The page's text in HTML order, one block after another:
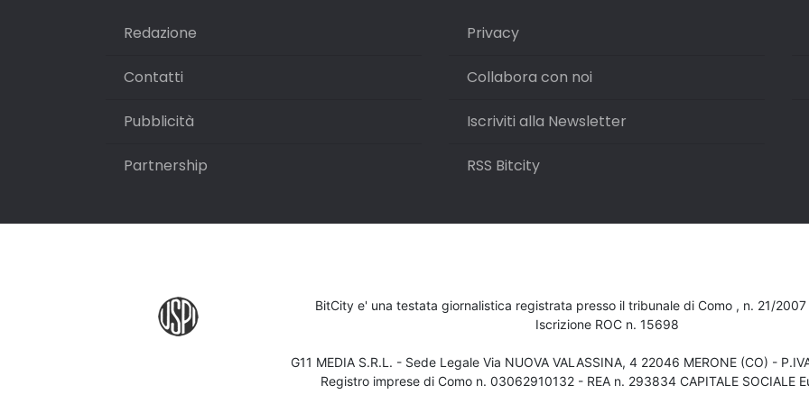
Redazione
Contatti
Pubblicità
Partnership
Privacy
Collabora con noi
Iscriviti alla Newsletter
RSS Bitcity
BitCity e' una testata giornalistica registrata presso il tribunale di Como , n. 21/
Iscrizione ROC n. 15698
G11 MEDIA S.R.L. - Sede Legale Via NUOVA VALASSINA, 4 22046 MERONE (CO) -
Registro imprese di Como n. 03062910132 - REA n. 293834 CAPITALE SOCIALE